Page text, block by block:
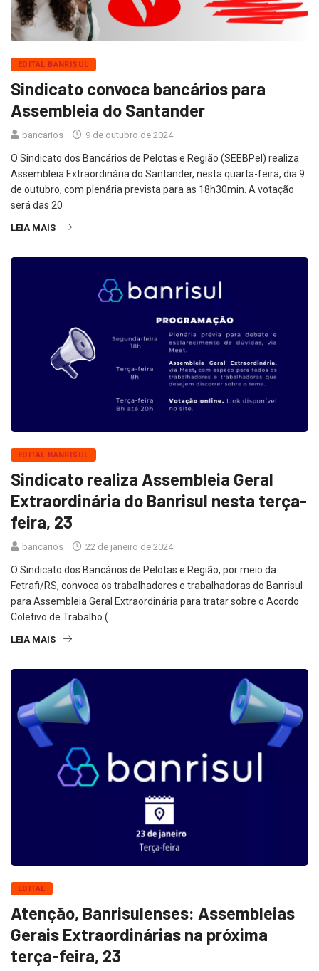
EDITAL BANRISUL
Sindicato convoca bancários para
Assembleia do Santander
bancarios 9 de outubro de 2024
O Sindicato dos Bancários de Pelotas e Região (SEEBPel) realiza
Assembleia Extraordinária do Santander, nesta quarta-feira, dia 9
de outubro, com plenária prevista para as 18h30min. A votação
será das 20
LEIA MAIS
EDITAL BANRISUL
Sindicato realiza Assembleia Geral
Extraordinária do Banrisul nesta terça-
feira, 23
bancarios 22 de janeiro de 2024
O Sindicato dos Bancários de Pelotas e Região, por meio da
Fetrafi/RS, convoca os trabalhadores e trabalhadoras do Banrisul
para Assembleia Geral Extraordinária para tratar sobre o Acordo
Coletivo de Trabalho (
LEIA MAIS
EDITAL
Atenção, Banrisulenses: Assembleias
Gerais Extraordinárias na próxima
terça-feira, 23